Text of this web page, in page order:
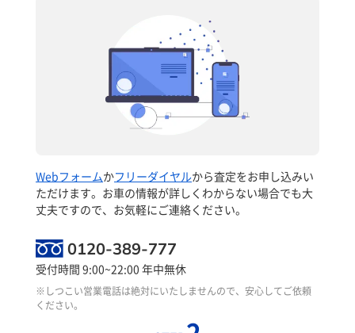
Webフォームかフリーダイヤルから査定をお申し込みい
ただけます。お車の情報が詳しくわからない場合でも大
丈夫ですので、お気軽にご連絡ください。
0120-389-777
受付時間 9:00~22:00 年中無休
※しつこい営業電話は絶対にいたしませんので、安心してご依頼
ください。